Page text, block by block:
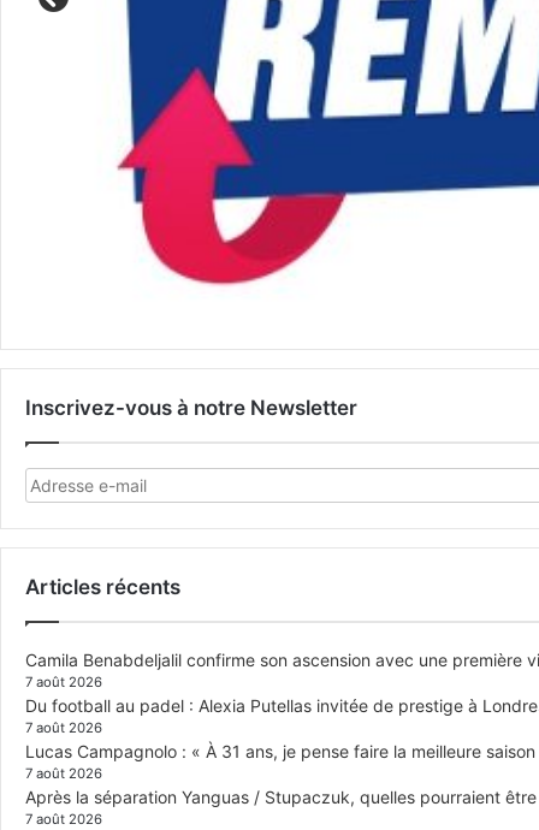
Inscrivez-vous à notre Newsletter
Articles récents
Camila Benabdeljalil confirme son ascension avec une première
7 août 2026
Du football au padel : Alexia Putellas invitée de prestige à
7 août 2026
Lucas Campagnolo : « À 31 ans, je pense faire la meilleure
7 août 2026
Après la séparation Yanguas / Stupaczuk, quelles pourraient
7 août 2026